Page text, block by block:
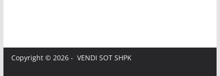
Copyright © 2026 - VENDI SOT SHPK